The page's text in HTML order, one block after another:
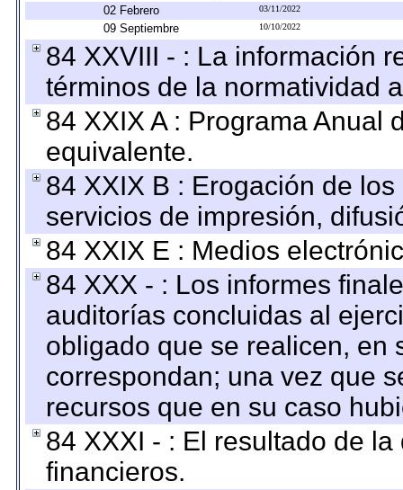
02 Febrero 03/11/2022
09 Septiembre 10/10/2022
84 XXVIII - : La información
términos de la normatividad
84 XXIX A : Programa Anual
equivalente.
84 XXIX B : Erogación de
servicios de impresión,
84 XXIX E : Medios
84 XXX - : Los informes
auditorías concluidas al
obligado que se realicen, en
correspondan; una vez que
recursos que en su caso
84 XXXI - : El resultado de
financieros.